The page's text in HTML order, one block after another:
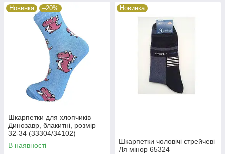
Новинка –20%
Шкарпетки для хлопчиків
Динозавр, блакитні, розмір
32-34 (33304/34102)
В наявності
Новинка
Шкарпетки чоловічі стрейчеві
Ля мінор 65324